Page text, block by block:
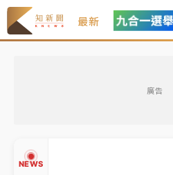
最新
廣告
NEWS
處置制度大變革！ 證交所今
數與撮合時間